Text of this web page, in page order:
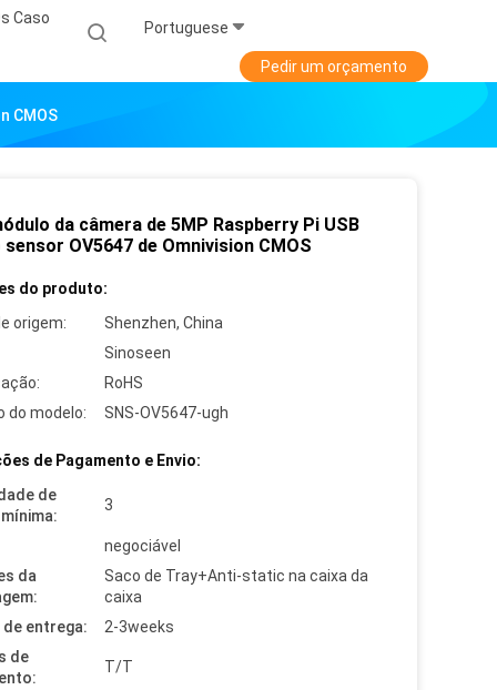
Caso
Portuguese
Pedir um orçamento
CMOS
da câmera de 5MP Raspberry Pi USB
sensor OV5647 de Omnivision CMOS
do produto:
origem:
Shenzhen, China
Sinoseen
RoHS
do modelo:
SNS-OV5647-ugh
de Pagamento e Envio:
de
3
negociável
da
Saco de Tray+Anti-static na caixa da
caixa
de entrega:
2-3weeks
de
T/T